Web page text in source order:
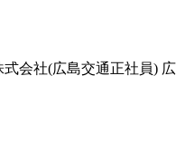
会社(広島交通正社員) 広